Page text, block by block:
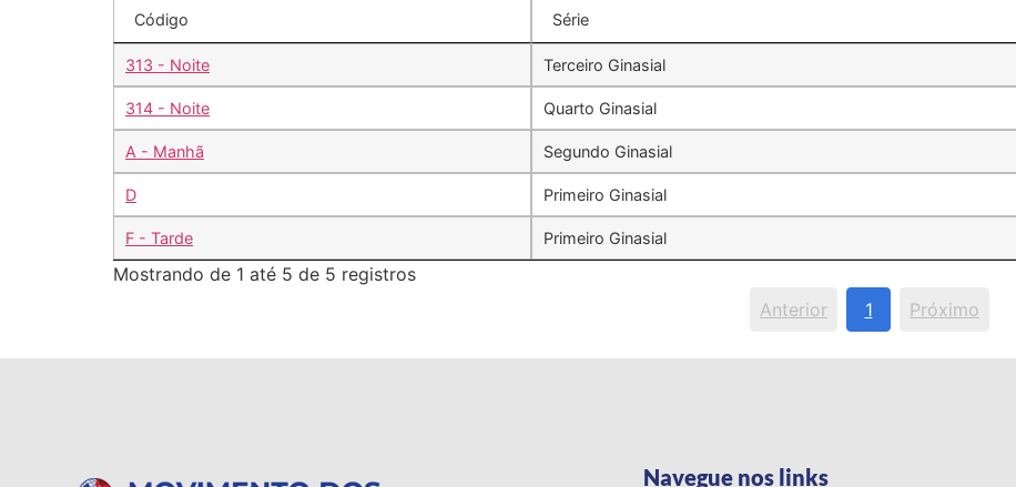
Código
Série
313 - Noite Terceiro Ginasial
314 - Noite Quarto Ginasial
A - Manhã Segundo Ginasial
D Primeiro Ginasial
F - Tarde Primeiro Ginasial
Mostrando de 1 até 5 de 5 registros
Anterior
1 Próximo
Navegue nos links